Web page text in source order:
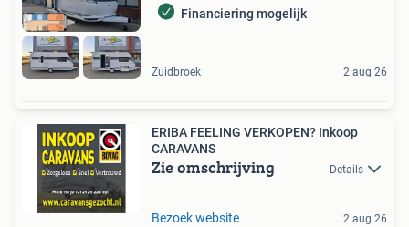
Financiering mogelijk
Zuidbroek 2 aug 26
ERIBA FEELING VERKOPEN? Inkoop
CARAVANS
Zie omschrijving Details
Bezoek website 2 aug 26